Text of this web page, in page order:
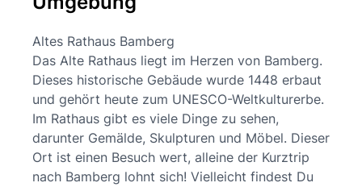
Altes Rathaus Bamberg
Das Alte Rathaus liegt im Herzen von Bamberg.
Dieses historische Gebäude wurde 1448 erbaut
und gehört heute zum UNESCO-Weltkulturerbe.
Im Rathaus gibt es viele Dinge zu sehen,
darunter Gemälde, Skulpturen und Möbel. Dieser
Ort ist einen Besuch wert, alleine der Kurztrip
nach Bamberg lohnt sich! Vielleicht findest Du